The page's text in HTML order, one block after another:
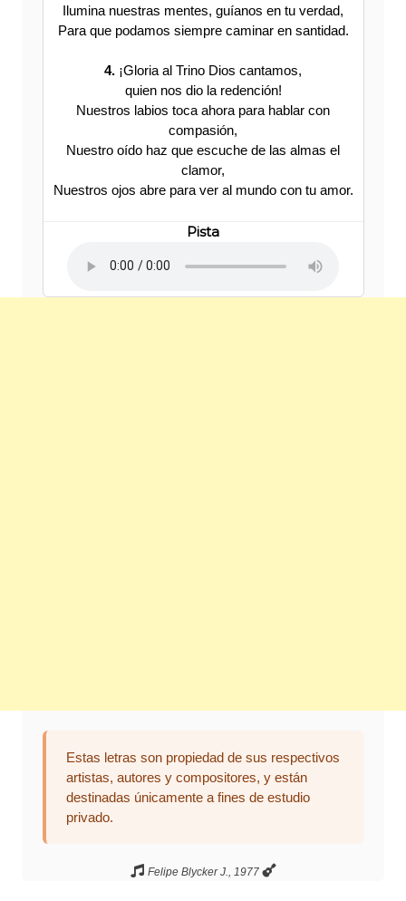
Ilumina nuestras mentes, guíanos en tu verdad,
Para que podamos siempre caminar en santidad.
4. ¡Gloria al Trino Dios cantamos,
quien nos dio la redención!
Nuestros labios toca ahora para hablar con
compasión,
Nuestro oído haz que escuche de las almas el
clamor,
Nuestros ojos abre para ver al mundo con tu amor.
Pista
Estas letras son propiedad de sus respectivos
artistas, autores y compositores, y están
destinadas únicamente a fines de estudio
privado.
Felipe Blycker J., 1977